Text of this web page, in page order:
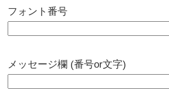
フォント番号
メッセージ欄 (番号or文字)